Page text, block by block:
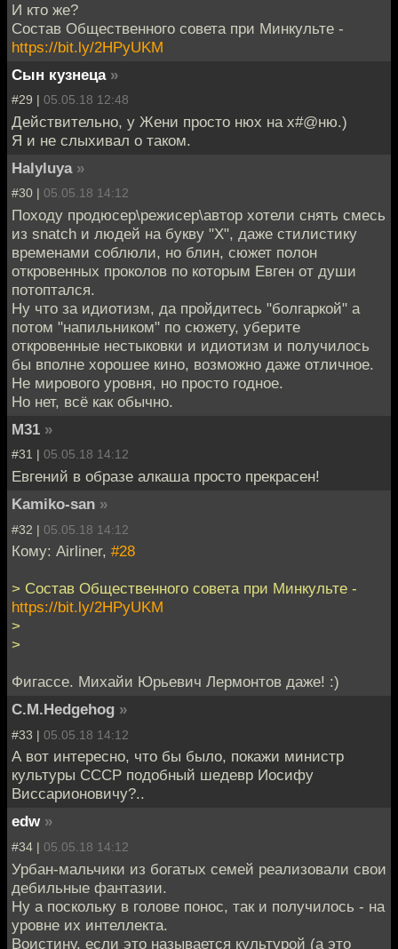
И кто же?
Состав Общественного совета при Минкульте -
https://bit.ly/2HPyUKM
Сын кузнеца »
#29 | 05.05.18 12:48
Действительно, у Жени просто нюх на х#@ню.)
Я и не слыхивал о таком.
Halyluya »
#30 | 05.05.18 14:12
Походу продюсер\режисер\автор хотели снять смесь
из snatch и людей на букву "Х", даже стилистику
временами соблюли, но блин, сюжет полон
откровенных проколов по которым Евген от души
потоптался.
Ну что за идиотизм, да пройдитесь "болгаркой" а
потом "напильником" по сюжету, уберите
откровенные нестыковки и идиотизм и получилось
бы вполне хорошее кино, возможно даже отличное.
Не мирового уровня, но просто годное.
Но нет, всё как обычно.
M31 »
#31 | 05.05.18 14:12
Евгений в образе алкаша просто прекрасен!
Kamiko-san »
#32 | 05.05.18 14:12
Кому: Airliner, #28
> Состав Общественного совета при Минкульте -
https://bit.ly/2HPyUKM
>
>
Фигассе. Михайи Юрьевич Лермонтов даже! :)
C.M.Hedgehog »
#33 | 05.05.18 14:12
А вот интересно, что бы было, покажи министр
культуры СССР подобный шедевр Иосифу
Виссарионовичу?..
edw »
#34 | 05.05.18 14:12
Урбан-мальчики из богатых семей реализовали свои
дебильные фантазии.
Ну а поскольку в голове понос, так и получилось - на
уровне их интеллекта.
Воистину, если это называется культурой (а это